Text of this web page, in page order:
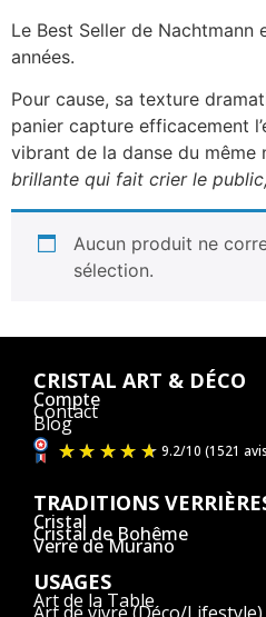
Le Best Seller de Nachtmann
années.
Pour cause, sa texture
panier capture efficacement
vibrant de la danse du même
brillante qui fait crier le
Aucun produit ne
sélection.
CRISTAL ART & DÉCO
Compte
Contact
Blog
TRADITIONS
Cristal
Cristal de Bohême
Verre de Murano
USAGES
Art de la Table